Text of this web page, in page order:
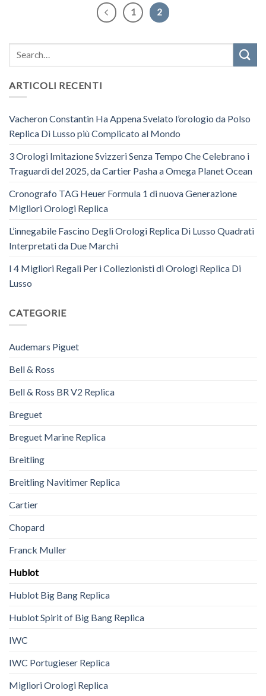
1 2
ARTICOLI RECENTI
Vacheron Constantin Ha Appena Svelato l’orologio da Polso
Replica Di Lusso più Complicato al Mondo
3 Orologi Imitazione Svizzeri Senza Tempo Che Celebrano i
Traguardi del 2025, da Cartier Pasha a Omega Planet Ocean
Cronografo TAG Heuer Formula 1 di nuova Generazione
Migliori Orologi Replica
L’innegabile Fascino Degli Orologi Replica Di Lusso Quadrati
Interpretati da Due Marchi
I 4 Migliori Regali Per i Collezionisti di Orologi Replica Di
Lusso
CATEGORIE
Audemars Piguet
Bell & Ross
Bell & Ross BR V2 Replica
Breguet
Breguet Marine Replica
Breitling
Breitling Navitimer Replica
Cartier
Chopard
Franck Muller
Hublot
Hublot Big Bang Replica
Hublot Spirit of Big Bang Replica
IWC
IWC Portugieser Replica
Migliori Orologi Replica